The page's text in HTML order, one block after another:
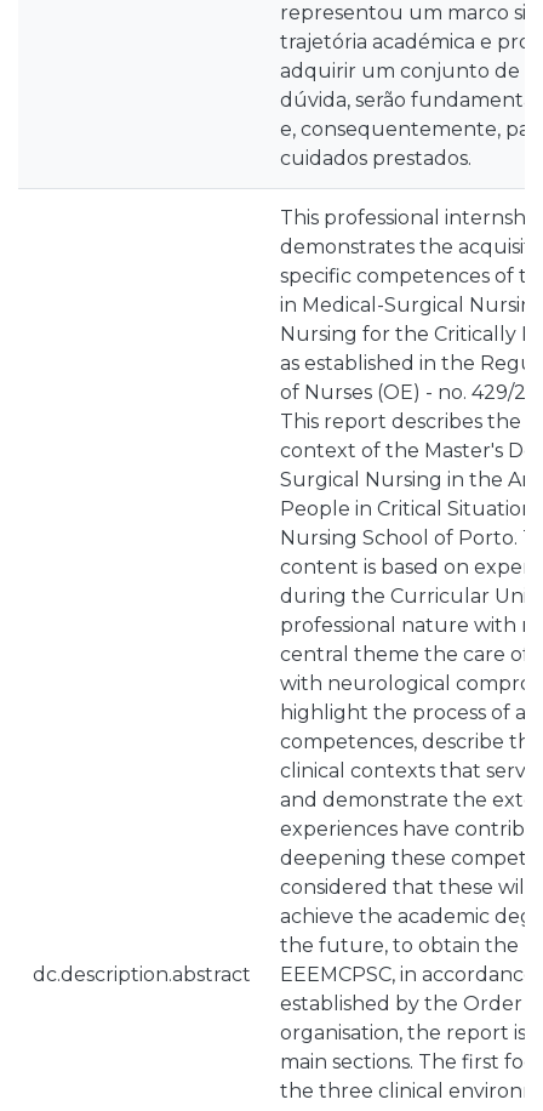
representou um marco
trajetória académica e
adquirir um conjunto de
dúvida, serão
e, consequentemente,
cuidados prestados.
dc.description.abstract
This professional
demonstrates the
specific competences of
in Medical-Surgical
Nursing for the Critically Ill
as established in the
of Nurses (OE) - no. 429/
This report describes the
context of the Master's
Surgical Nursing in the
People in Critical
Nursing School of Porto.
content is based on
during the Curricular
professional nature with
central theme the care of
with neurological
highlight the process of
competences, describe
clinical contexts that
and demonstrate the
experiences have
deepening these
considered that these will
achieve the academic
the future, to obtain the
EEEMCPSC, in
established by the Order
organisation, the report is
main sections. The first
the three clinical